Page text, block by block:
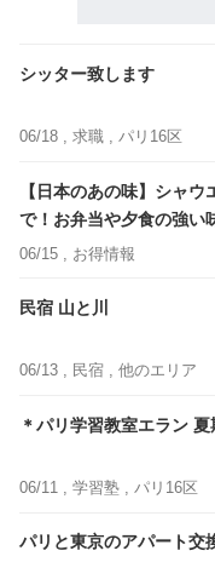
シッター致します
06/18 , 求職 , パリ16区
【日本のあの味】シャ
で！お弁当や夕食の強い
06/15 , お得情報
民宿 山と川
06/13 , 民宿 , 他のエリア
＊パリ学習教室エラン
06/11 , 学習塾 , パリ16区
パリと東京のアパート交